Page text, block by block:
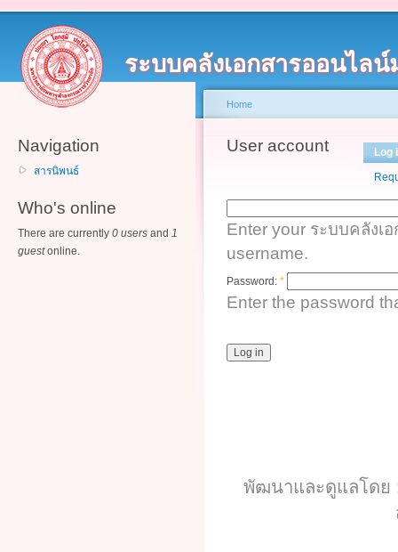
ระบบคลังเอกสารออนไล
Navigation
สารนิพนธ์
Who's online
There are currently 0 users and 1
guestonline.
Home
User account
Log
Enter your ระบบคลัง
username.
Password: *
Enter the password
พัฒนาและดูแลโดย